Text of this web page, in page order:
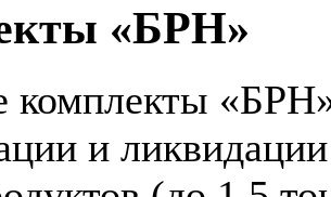
«БРН»
комплекты
и